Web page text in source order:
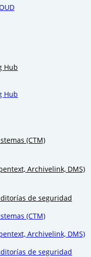
Hub
Hub
(CTM)
Archivelink, DMS)
de seguridad
(CTM)
Archivelink, DMS)
de seguridad